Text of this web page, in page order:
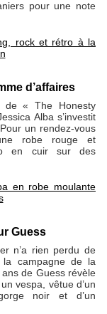
pour une note
rock et rétro à la
d’affaires
de « The Honesty
Alba s’investit
un rendez-vous
robe rouge et
en cuir sur des
en robe moulante
Guess
n’a rien perdu de
campagne de la
de Guess révèle
vespa, vêtue d’un
noir et d’un